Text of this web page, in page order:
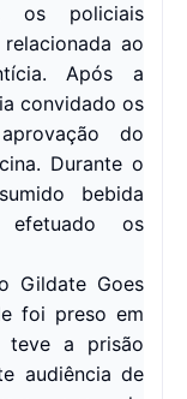
os policiais
ao
Após a
convidado os
do
Durante o
bebida
efetuado os
Gildate Goes
foi preso em
a prisão
audiência de